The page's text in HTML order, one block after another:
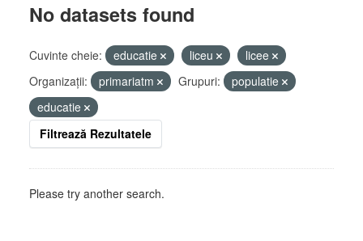
No datasets found
Cuvinte cheie: educatie liceu
licee
Organizații:
primariatm Grupuri:
populatie
educatie
Filtrează Rezultatele
Please try another search.